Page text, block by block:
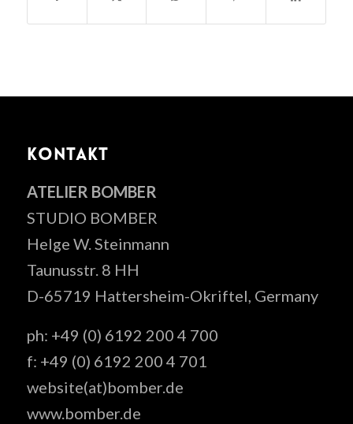
KONTAKT
ATELIER BOMBER
STUDIO BOMBER
Helge W. Steinmann
Taunusstr. 8 HH
D-65719 Hattersheim-Okriftel, Germany
ph: +49 (0) 6192 200 4 700
f: +49 (0) 6192 200 4 701
website(at)bomber.de
www.bomber.de